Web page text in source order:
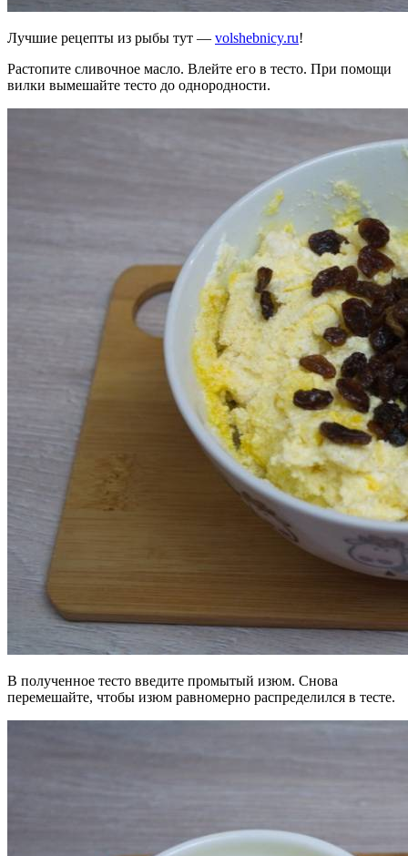
Лучшие рецепты из рыбы тут — volshebnicy.ru!
Растопите сливочное масло. Влейте его в тесто. При помощи
вилки вымешайте тесто до однородности.
В полученное тесто введите промытый изюм. Снова
перемешайте, чтобы изюм равномерно распределился в тесте.